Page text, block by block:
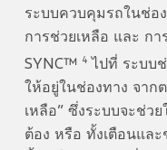
ระบบควบคุมรถในช่อ
การช่วยเหลือ และ ก
SYNC™ 4ไปที่ ระบบ
ให้อยู่ในช่องทาง จาก
เหลือ” ซึ่งระบบจะช่ว
ต้อง หรือ ทั้งเตือนแล